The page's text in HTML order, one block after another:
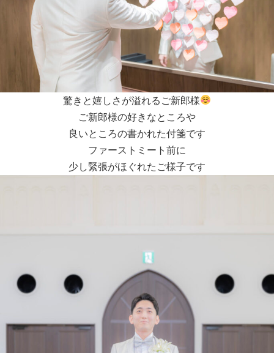
驚きと嬉しさが溢れるご新郎様
ご新郎様の好きなところや
良いところの書かれた付箋です
ファーストミート前に
少し緊張がほぐれたご様子です